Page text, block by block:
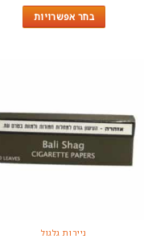
בחר אפשרויות
ניתן
לבחור
את
ניירות גלגול